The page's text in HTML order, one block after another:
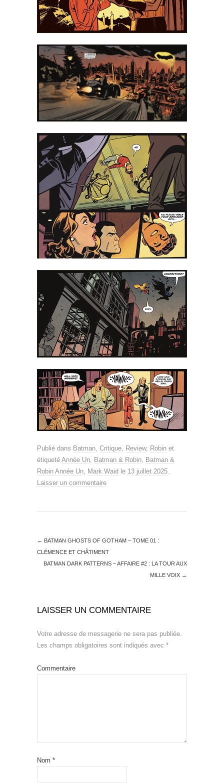
Publié dans Batman, Critique, Review, Robin et
étiqueté Année Un, Batman & Robin, Batman &
Robin Année Un, Mark Waid le 13 juillet 2025.
Laisser un commentaire
← BATMAN GHOSTS OF GOTHAM – TOME 01 :
CLÉMENCE ET CHÂTIMENT
BATMAN DARK PATTERNS – AFFAIRE #2 : LA TOUR AUX
MILLE VOIX →
LAISSER UN COMMENTAIRE
Votre adresse de messagerie ne sera pas publiée.
Les champs obligatoires sont indiqués avec *
Commentaire
Nom *